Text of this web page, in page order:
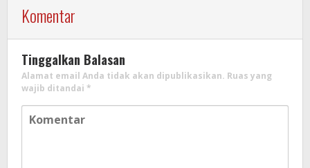
Komentar
Tinggalkan Balasan
Alamat email Anda tidak akan dipublikasikan. Ruas yang
wajib ditandai *